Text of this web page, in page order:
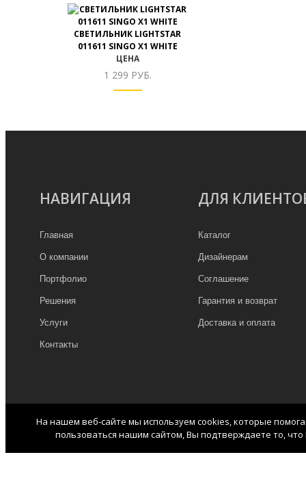
СВЕТИЛЬНИК LIGHTSTAR
011611 SINGO X1 WHITE
ЦЕНА
1 299 РУБ.
НАВИГАЦИЯ
Главная
О компании
Портфолио
Решения
Услуги
Контакты
ДЛЯ
Каталог
Дизайнерам
Соглашение
Гарантия и возврат
Доставка и оплата
На нашем веб-сайте мы используем cookies, которые
пользоваться нашим сайтом, Вы подтверждаете то,